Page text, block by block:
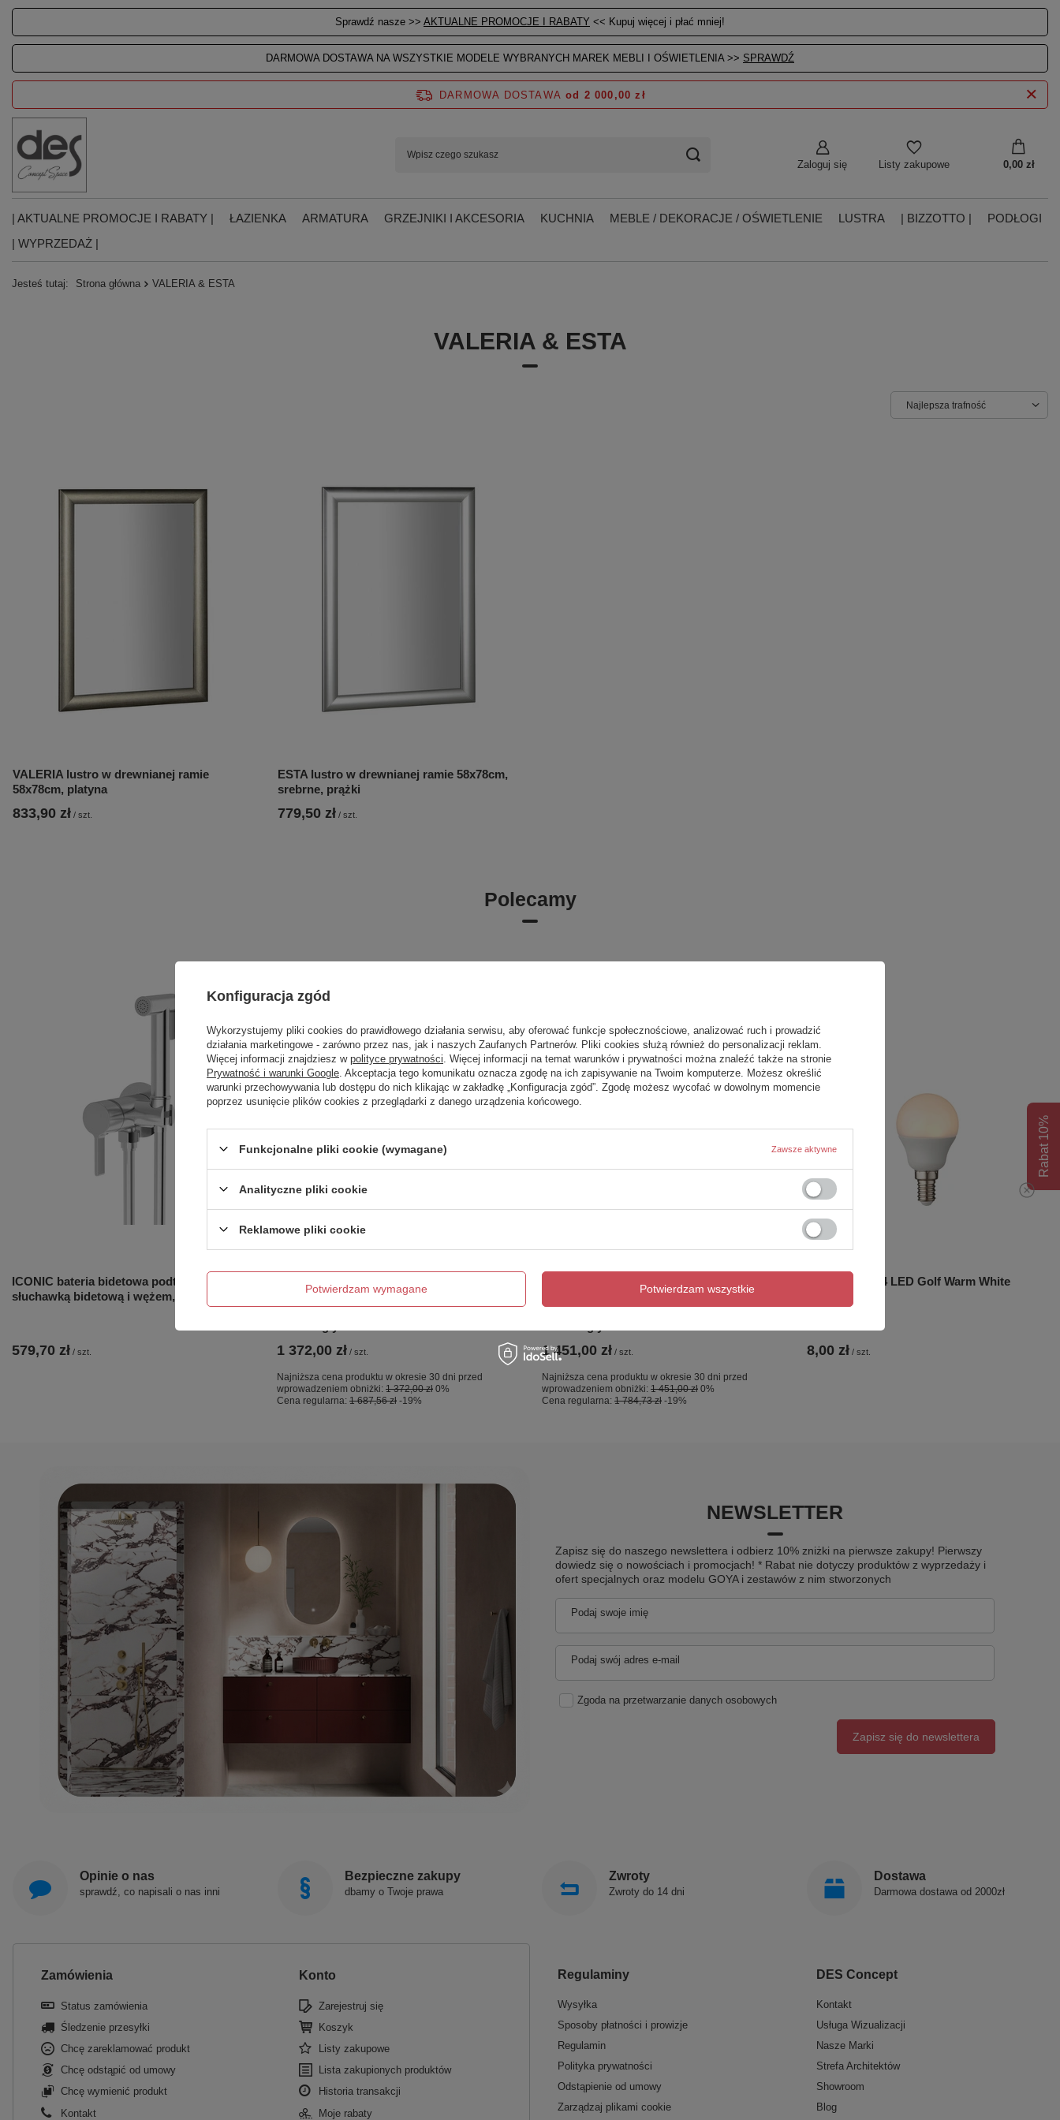
Sprawdź nasze >> AKTUALNE PROMOCJE I RABATY << Kupuj więcej i płać mniej!
DARMOWA DOSTAWA NA WSZYSTKIE MODELE WYBRANYCH MAREK MEBLI I OŚWIETLENIA >> SPRAWDŹ
Zaloguj się Listy zakupowe 0,00 zł
DARMOWA DOSTAWA od 2 000,00 zł
| AKTUALNE PROMOCJE I RABATY | ŁAZIENKA ARMATURA GRZEJNIKI I AKCESORIA KUCHNIA MEBLE / DEKORACJE / OŚWIETLENIE LUSTRA | BIZZOTTO |
PODŁOGI
| WYPRZEDAŻ |
Jesteś tutaj: Strona główna VALERIA & ESTA
VALERIA & ESTA
Najlepsza trafność
VALERIA lustro w drewnianej ramie
58x78cm, platyna
833,90 zł / szt.
ESTA lustro w drewnianej ramie 58x78cm,
srebrne, prążki
779,50 zł / szt.
Polecamy
ICONIC bateria bidetowa podtynkowa ze
słuchawką bidetową i wężem, chrom
579,70 zł / szt.
OKAZJA
GUNMETAL BRUSHED stały U 50x140
szkło czyste 8mm Active Shield 2.0 - wsp.
1 372,00 zł / szt.
Najniższa cena produktu w okresie 30 dni przed
wprowadzeniem obniżki: 1 372,00 zł 0%
Cena regularna: 1 687,56 zł -19%
OKAZJA
GUNMETAL BRUSHED stały U 60x140
szkło czyste 8mm Active Shield 2.0 - wsp.
1 451,00 zł / szt.
Najniższa cena produktu w okresie 30 dni przed
wprowadzeniem obniżki: 1 451,00 zł 0%
Cena regularna: 1 784,73 zł -19%
Essentials E14 LED Golf Warm White
8,00 zł / szt.
NEWSLETTER
Zapisz się do naszego newslettera i odbierz 10% zniżki na pierwsze zakupy! Pierwszy
dowiedz się o nowościach i promocjach! * Rabat nie dotyczy produktów z wyprzedaży i
ofert specjalnych oraz modelu GOYA i zestawów z nim stworzonych
Podaj swoje imię
Podaj swój adres e-mail
Zgoda na przetwarzanie danych osobowych
Zapisz się do newslettera
Opinie o nas
sprawdź, co napisali o nas inni
Bezpieczne zakupy
dbamy o Twoje prawa
Zwroty
Zwroty do 14 dni
Dostawa
Darmowa dostawa od 2000zł
Zamówienia
Status zamówienia
Śledzenie przesyłki
Chcę zareklamować produkt
Chcę odstąpić od umowy
Chcę wymienić produkt
Kontakt
Konto
Zarejestruj się
Koszyk
Listy zakupowe
Lista zakupionych produktów
Historia transakcji
Moje rabaty
Regulaminy
Wysyłka
Sposoby płatności i prowizje
Regulamin
Polityka prywatności
Odstąpienie od umowy
Zarządzaj plikami cookie
DES Concept
Kontakt
Usługa Wizualizacji
Nasze Marki
Strefa Architektów
Showroom
Blog
Rabat 10%
Konfiguracja zgód
Wykorzystujemy pliki cookies do prawidłowego działania serwisu, aby oferować funkcje społecznościowe, analizować ruch i prowadzić
działania marketingowe - zarówno przez nas, jak i naszych Zaufanych Partnerów. Pliki cookies służą również do personalizacji reklam.
Więcej informacji znajdziesz w polityce prywatności . Więcej informacji na temat warunków i prywatności można znaleźć także na stronie
Prywatność i warunki Google . Akceptacja tego komunikatu oznacza zgodę na ich zapisywanie na Twoim komputerze. Możesz określić
warunki przechowywania lub dostępu do nich klikając w zakładkę „Konfiguracja zgód”. Zgodę możesz wycofać w dowolnym momencie
poprzez usunięcie plików cookies z przeglądarki z danego urządzenia końcowego.
Funkcjonalne pliki cookie (wymagane) Zawsze aktywne
Analityczne pliki cookie
Reklamowe pliki cookie
Potwierdzam wymagane Potwierdzam wszystkie